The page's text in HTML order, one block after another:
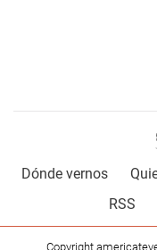
Dónde vernos
RSS
Copyright